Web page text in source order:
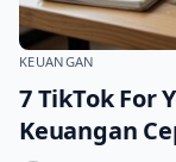
KEUANGAN
7 TikTok For
Keuangan